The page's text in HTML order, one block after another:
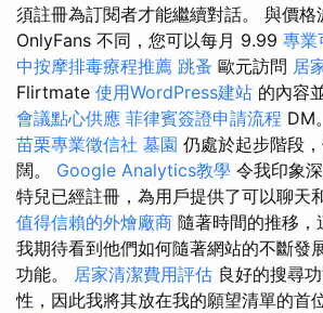
須註冊為訂閱者才能繼續對話。 與價格
OnlyFans 不同，您可以每月 9.99 專業
中按摩排毒療程推薦 跳蚤 歐元訪問 居
Flirtmate 使用WordPress建站 的內容
會議點心供應 菲律賓簽證申請流程 DM
苗栗專業徵信社 墓園 仍處於起步階段
闊。 Google Analytics教學 令我印象
特兒已經註冊，為用戶提供了可以聊天
值得信賴的外燴廠商 隨著時間的推移，
我期待看到他們如何隨著網站的不斷發
功能。 居家清潔費用評估 良好的搜尋
性，因此我將其放在我的願望清單的首